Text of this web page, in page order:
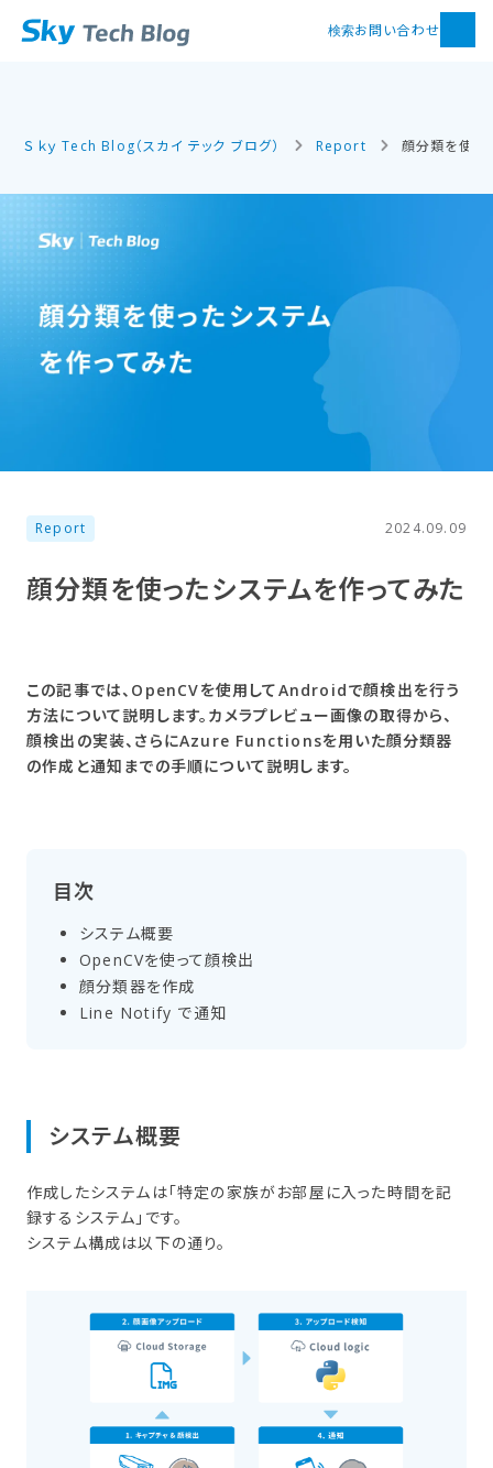
検索お問い合わせ
Ｓｋｙ Tech Blog（スカイ テック ブログ） Report 顔分類を使っ
Report 2024.09.09
顔分類を​使った​システムを​作ってみた
この記事では、OpenCVを使用してAndroidで顔検出を行う
方法について説明します。カメラプレビュー画像の取得から、
顔検出の実装、さらにAzure Functionsを用いた顔分類器
の作成と通知までの手順について説明します。
目次
システム概要
OpenCVを​使って​顔検出
顔分類器を​作成
Line Notify で​通知
システム概要
作成したシステムは「特定の家族がお部屋に入った時間を記
録するシステム」です。
システム構成は以下の通り。